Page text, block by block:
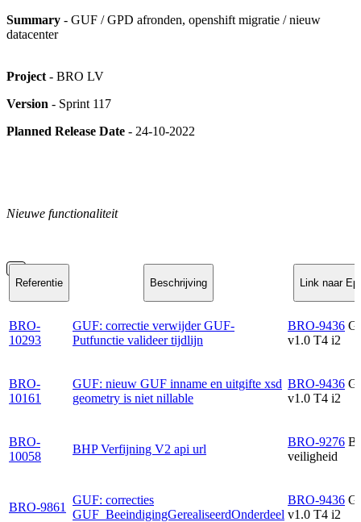
Summary - GUF / GPD afronden, openshift migratie / nieuw
datacenter
Project - BRO LV
Version - Sprint 117
Planned Release Date - 24-10-2022
Nieuwe functionaliteit
Referentie Beschrijving Link naar
BRO-
10293
GUF: correctie verwijder GUF-
Putfunctie valideer tijdlijn
BRO-9436
v1.0 T4 i2
BRO-
10161
GUF: nieuw GUF inname en uitgifte xsd
geometry is niet nillable
BRO-9436
v1.0 T4 i2
BRO-
10058
BHP Verfijning V2 api url
BRO-9276
veiligheid
BRO-9861
GUF: correcties
GUF_BeeindigingGerealiseerdOnderdeel
BRO-9436
v1.0 T4 i2